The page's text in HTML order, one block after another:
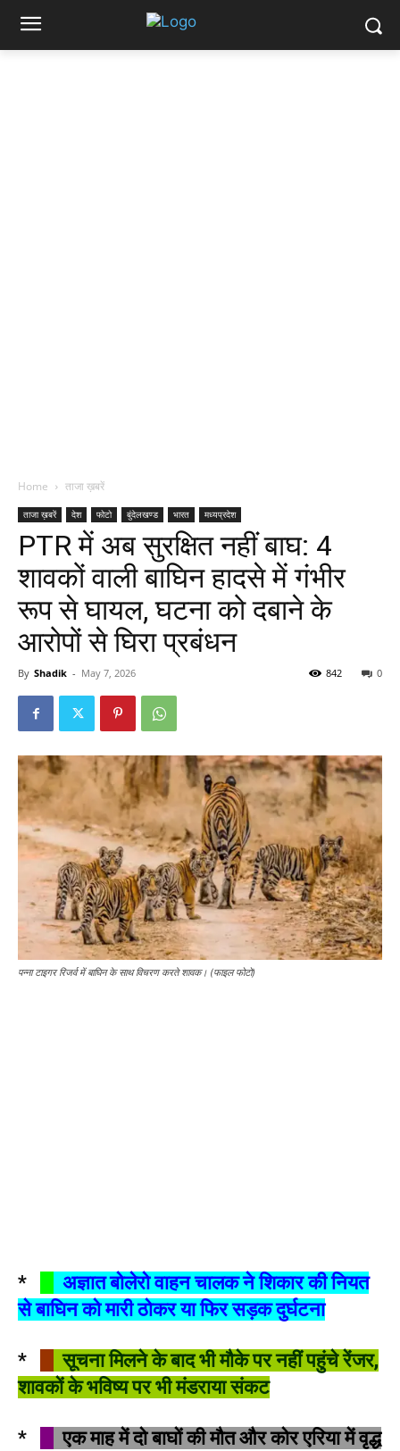
Home ताजा ख़बरें
ताजा ख़बरें देश फोटो बुंदेलखण्ड भारत मध्यप्रदेश
PTR में अब सुरक्षित नहीं बाघ: 4
शावकों वाली बाघिन हादसे में गंभीर
रूप से घायल, घटना को दबाने के
आरोपों से घिरा प्रबंधन
By Shadik - May 7, 2026 0
842
पन्ना टाइगर रिजर्व में बाघिन के साथ विचरण करते शावक। (फाइल फोटो)
*
अज्ञात बोलेरो वाहन चालक ने शिकार की नियत
से बाघिन को मारी ठोकर या फिर सड़क दुर्घटना
*
सूचना मिलने के बाद भी मौके पर नहीं पहुंचे रेंजर,
शावकों के भविष्य पर भी मंडराया संकट
*
एक माह में दो बाघों की मौत और कोर एरिया में वृद्ध